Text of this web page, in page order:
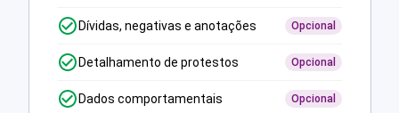
Dívidas, negativas e anotações Opcional
Detalhamento de protestos Opcional
Dados comportamentais Opcional